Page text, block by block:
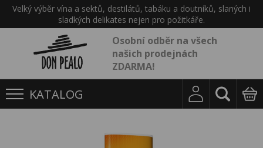
Velký výběr vína a sektů, destilátů, tabáku a doutníků, slaných i
sladkých delikates nejen pro požitkáře.
Osobní odběr na všech
našich prodejnách
ZDARMA!
KATALOG